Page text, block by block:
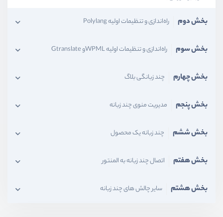
بخش دوم راه‌اندازی و تنظیمات اولیه Polylang
بخش سوم راه‌اندازی و تنظیمات اولیه WPMLو Gtranslate
بخش چهارم چند زبانگی بلاگ
بخش پنجم مدیریت منوی چند زبانه
بخش ششم چند زبانه یک محصول
بخش هفتم اتصال چند زبانه به المنتور
بخش هشتم سایر چالش های چند زبانه